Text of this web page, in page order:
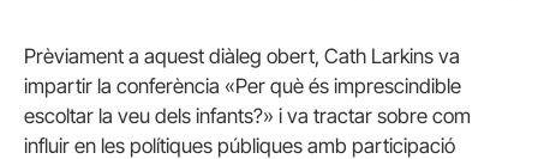
Prèviament a aquest diàleg obert, Cath Larkins va
impartir la conferència «Per què és imprescindible
escoltar la veu dels infants?» i va tractar sobre com
influir en les polítiques públiques amb participació